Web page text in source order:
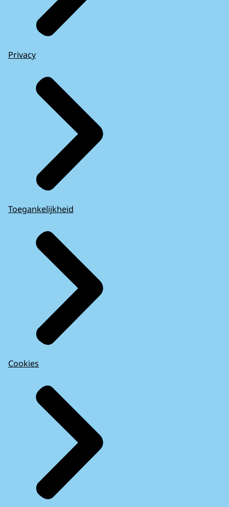
Privacy
Toegankelijkheid
Cookies